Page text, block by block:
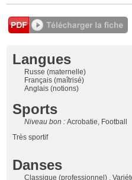
Langues
Russe (maternelle)
Français (maîtrisé)
Anglais (notions)
Sports
Niveau bon :Acrobatie, Football
Très sportif
Danses
Classique (professionnel) ,